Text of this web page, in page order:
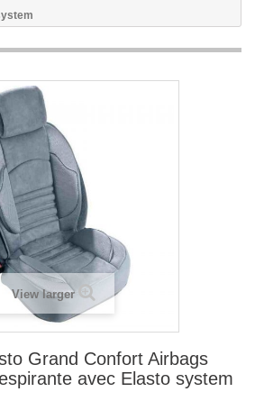
View larger
Grand Confort Airbags
avec Elasto system